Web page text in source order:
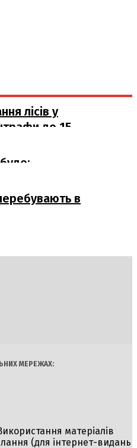
лісів у
до 15
Президента
в
МЕРЕЖАХ:
матеріалів
(для інтернет-видань